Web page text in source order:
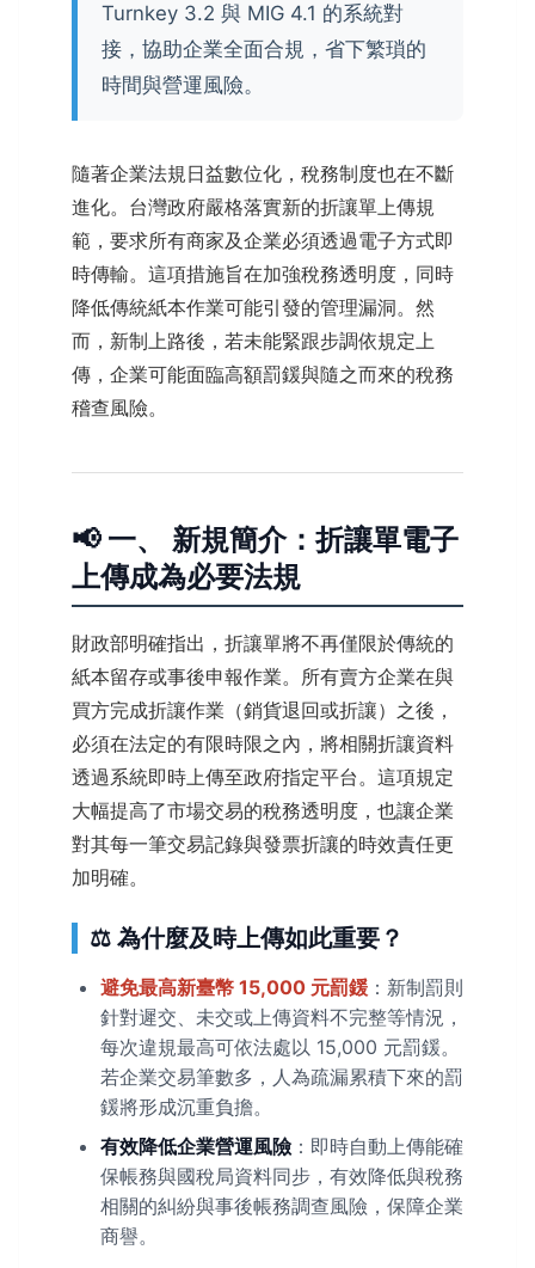
Turnkey 3.2 與 MIG 4.1 的系統對
接，協助企業全面合規，省下繁瑣的
時間與營運風險。
隨著企業法規日益數位化，稅務制度也在不斷
進化。台灣政府嚴格落實新的折讓單上傳規
範，要求所有商家及企業必須透過電子方式即
時傳輸。這項措施旨在加強稅務透明度，同時
降低傳統紙本作業可能引發的管理漏洞。然
而，新制上路後，若未能緊跟步調依規定上
傳，企業可能面臨高額罰鍰與隨之而來的稅務
稽查風險。
📢 一、 新規簡介：折讓單電子
上傳成為必要法規
財政部明確指出，折讓單將不再僅限於傳統的
紙本留存或事後申報作業。所有賣方企業在與
買方完成折讓作業（銷貨退回或折讓）之後，
必須在法定的有限時限之內，將相關折讓資料
透過系統即時上傳至政府指定平台。這項規定
大幅提高了市場交易的稅務透明度，也讓企業
對其每一筆交易記錄與發票折讓的時效責任更
加明確。
⚖️ 為什麼及時上傳如此重要？
避免最高新臺幣 15,000 元罰鍰 ：新制罰則
針對遲交、未交或上傳資料不完整等情況，
每次違規最高可依法處以 15,000 元罰鍰。
若企業交易筆數多，人為疏漏累積下來的罰
鍰將形成沉重負擔。
有效降低企業營運風險 ：即時自動上傳能確
保帳務與國稅局資料同步，有效降低與稅務
相關的糾紛與事後帳務調查風險，保障企業
商譽。